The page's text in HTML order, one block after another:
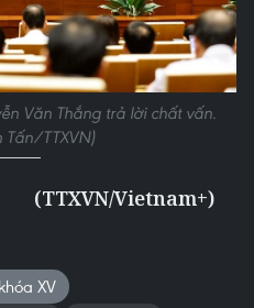
Văn Thắng trả lời chất vấn.
Tấn/TTXVN)
(TTXVN/Vietnam+)
XV